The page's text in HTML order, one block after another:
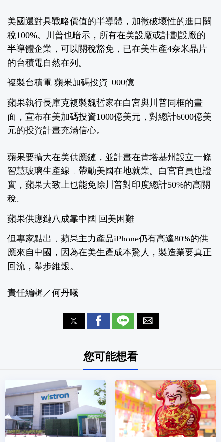
美國還對具戰略價值的半導體，加徵破壞性的進口關
稅100%。川普也暗示，所有在美設廠或計劃設廠的
半導體企業，可以關稅豁免，已在美生產4奈米晶片
的台積電自然在列。
複製台積電 蘋果加碼投資1000億
蘋果執行長庫克複製魏哲家在白宮與川普同框的畫
面，宣布在美加碼投資1000億美元，對總計6000億美
元的投資計畫充滿信心。
蘋果要擴大在美供應鏈，並計畫在肯塔基州設立一條
智慧玻璃生產線，帶動美國在地就業。白宮官員也證
實，蘋果大致上也能免除川普對印度總計50%的高關
稅。
蘋果供應鏈八成靠中國 回美困難
但專家點出，蘋果主力產品iPhone仍有高達80%的供
應來自中國，因為在美生產成本驚人，製造業要真正
回流，舉步維艱。
責任編輯／何丹曦
您可能想看